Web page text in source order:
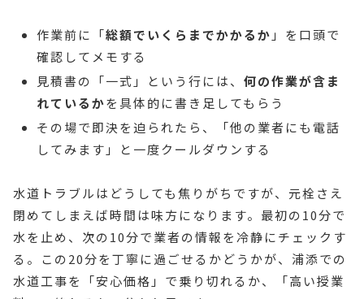
作業前に「総額でいくらまでかかるか 」を口頭で
確認してメモする
見積書の「一式」という行には、 何の作業が含ま
れているかを具体的に書き足してもらう
その場で即決を迫られたら、「他の業者にも電話
してみます」と一度クールダウンする
水道トラブルはどうしても焦りがちですが、元栓さえ
閉めてしまえば時間は味方になります。最初の10分で
水を止め、次の10分で業者の情報を冷静にチェックす
る。この20分を丁寧に過ごせるかどうかが、浦添での
水道工事を「安心価格」で乗り切れるか、「高い授業